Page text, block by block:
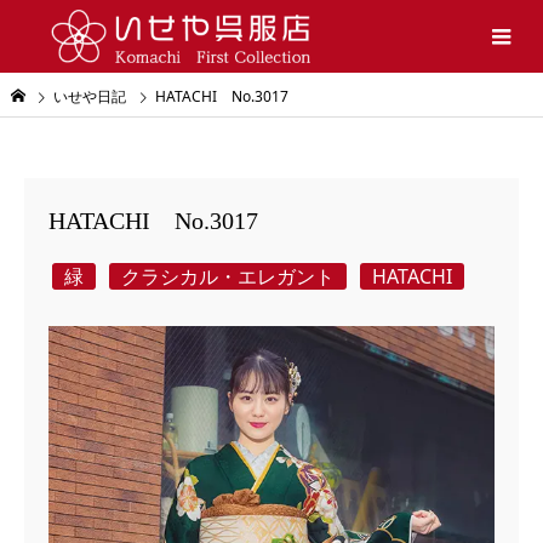
いせや日記 HATACHI No.3017
HATACHI No.3017
緑 クラシカル・エレガント HATACHI